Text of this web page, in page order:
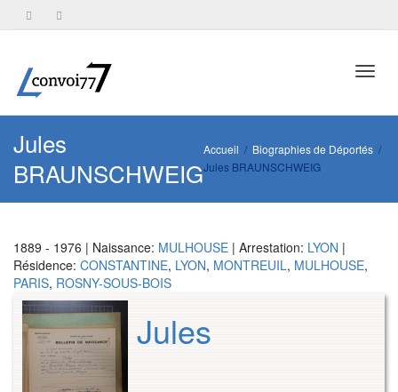
Jules
BRAUNSCHWEIG
Accueil
Biographies de Déportés
Jules BRAUNSCHWEIG
1889 - 1976 | Naissance: MULHOUSE | Arrestation: LYON |
Résidence: CONSTANTINE, LYON, MONTREUIL, MULHOUSE,
PARIS, ROSNY-SOUS-BOIS
Jules